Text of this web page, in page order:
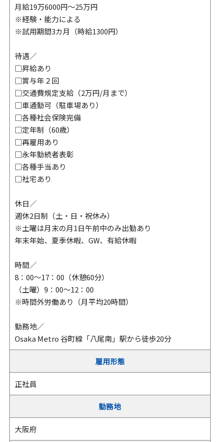
月給19万6000円～25万円
※経験・能力による
※試用期間3カ月（時給1300円）
待遇／
□昇給あり
□賞与年２回
□交通費規定支給（2万円/月まで）
□車通勤可（駐車場あり）
□各種社会保険完備
□定年制（60歳）
□再雇用あり
□永年勤続者表彰
□各種手当あり
□社宅あり
休日／
週休2日制（土・日・祝休み）
※土曜は月末の月1日午前中のみ出勤あり
年末年始、夏季休暇、GW、有給休暇
時間／
8：00～17：00（休憩60分）
（土曜）9：00～12：00
※時間外労働あり（月平均20時間）
勤務地／
Osaka Metro 谷町線「八尾南」駅から徒歩20分
雇用形態
正社員
勤務地
大阪府